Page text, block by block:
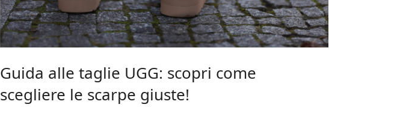
Guida alle taglie UGG: scopri come
scegliere le scarpe giuste!